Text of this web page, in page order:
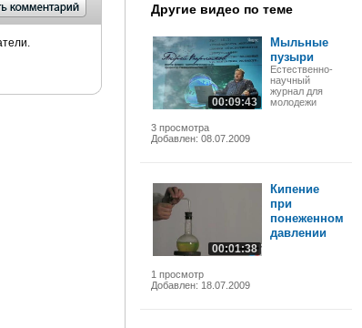
Другие видео по теме
00:09:43
3 просмотра
Добавлен: 08.07.2009
Мыльные
пузыри
Естественно-
научный
журнал для
молодежи
00:01:38
1 просмотр
Добавлен: 18.07.2009
Кипение
при
понеженном
давлении